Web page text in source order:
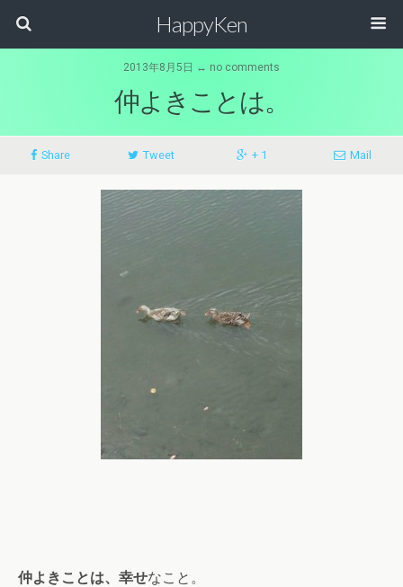
HappyKen
2013年8月5日 ↔ no comments
仲よきことは。
Share Tweet + 1 Mail
仲よきことは、幸せなこと。